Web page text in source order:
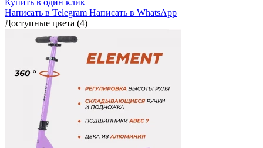
Написать в Telegram Написать в WhatsApp
Доступные цвета (4)